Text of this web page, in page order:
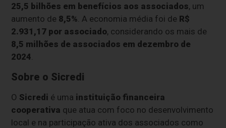
25,5 bilhões em benefícios aos associados, um
aumento de 8,5% . A economia média foi de R$
2.931,17 por associado, considerando os mais de
8,5 milhões de associados em dezembro de
2024
Sobre o Sicredi
O Sicredi é uma instituição financeira
cooperativa que atua com foco no desenvolvimento
local e na participação ativa dos associados como